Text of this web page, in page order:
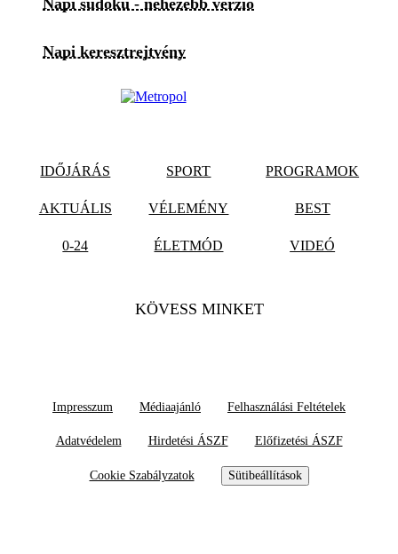
Napi keresztrejtvény
IDŐJÁRÁS SPORT PROGRAMOK
AKTUÁLIS VÉLEMÉNY BEST
0-24 ÉLETMÓD VIDEÓ
KÖVESS MINKET
Impresszum Médiaajánló Felhasználási Feltételek
Adatvédelem Hirdetési ÁSZF Előfizetési ÁSZF
Cookie Szabályzatok Sütibeállítások